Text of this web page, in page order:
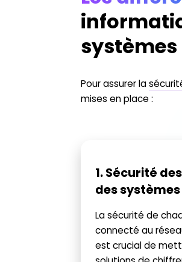
systèmes
Pour assurer la
mises en place :
1. Sécurité
des systèmes
La sécurité de
connecté au
est crucial de